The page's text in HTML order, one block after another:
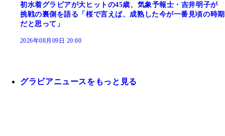
初水着グラビアが大ヒットの45歳、気象予報士・吉井明子が
挑戦の裏側を語る「桜で言えば、成熟した今が一番見頃の時期
だと思って」
2026年08月09日 20:00
グラビアニュースをもっと見る